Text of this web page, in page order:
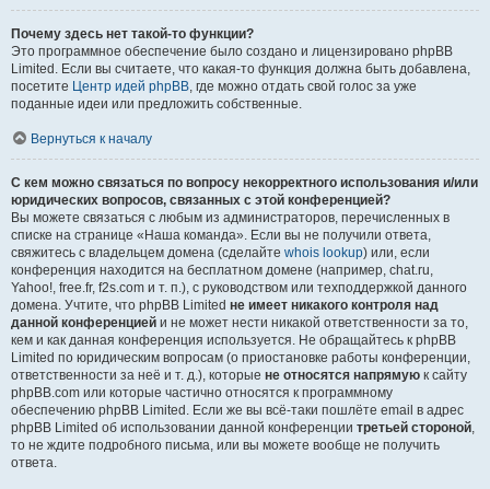
Почему здесь нет такой-то функции?
Это программное обеспечение было создано и лицензировано phpBB
Limited. Если вы считаете, что какая-то функция должна быть добавлена,
посетите Центр идей phpBB, где можно отдать свой голос за уже
поданные идеи или предложить собственные.
Вернуться к началу
С кем можно связаться по вопросу некорректного использования и/или
юридических вопросов, связанных с этой конференцией?
Вы можете связаться с любым из администраторов, перечисленных в
списке на странице «Наша команда». Если вы не получили ответа,
свяжитесь с владельцем домена (сделайте whois lookup) или, если
конференция находится на бесплатном домене (например, chat.ru,
Yahoo!, free.fr, f2s.com и т. п.), с руководством или техподдержкой данного
домена. Учтите, что phpBB Limited не имеет никакого контроля над
данной конференцией и не может нести никакой ответственности за то,
кем и как данная конференция используется. Не обращайтесь к phpBB
Limited по юридическим вопросам (о приостановке работы конференции,
ответственности за неё и т. д.), которые не относятся напрямую к сайту
phpBB.com или которые частично относятся к программному
обеспечению phpBB Limited. Если же вы всё-таки пошлёте email в адрес
phpBB Limited об использовании данной конференции третьей стороной,
то не ждите подробного письма, или вы можете вообще не получить
ответа.